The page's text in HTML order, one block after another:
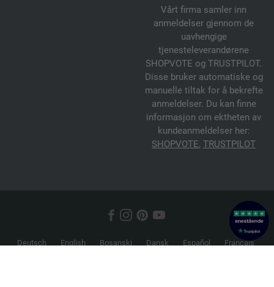
Vårt firma samler inn
anmeldelser gjennom de
uavhengige
tjenesteleverandørene
SHOPVOTE og TRUSTPILOT.
Disse bruker automatiske og
manuelle tiltak for å bekrefte
anmeldelser. Du kan finne
informasjon om ektheten av
kundeanmeldelser her:
SHOPVOTE, TRUSTPILOT
Deutsch English Bosanski Dansk Español
Français